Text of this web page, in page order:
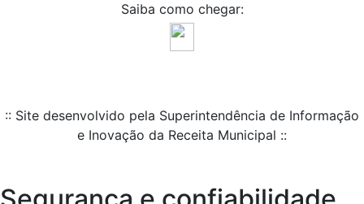
Saiba como chegar:
:: Site desenvolvido pela Superintendência de Informação
e Inovação da Receita Municipal ::